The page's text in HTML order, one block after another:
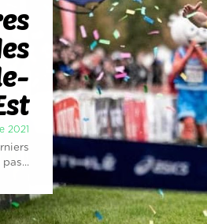
2021